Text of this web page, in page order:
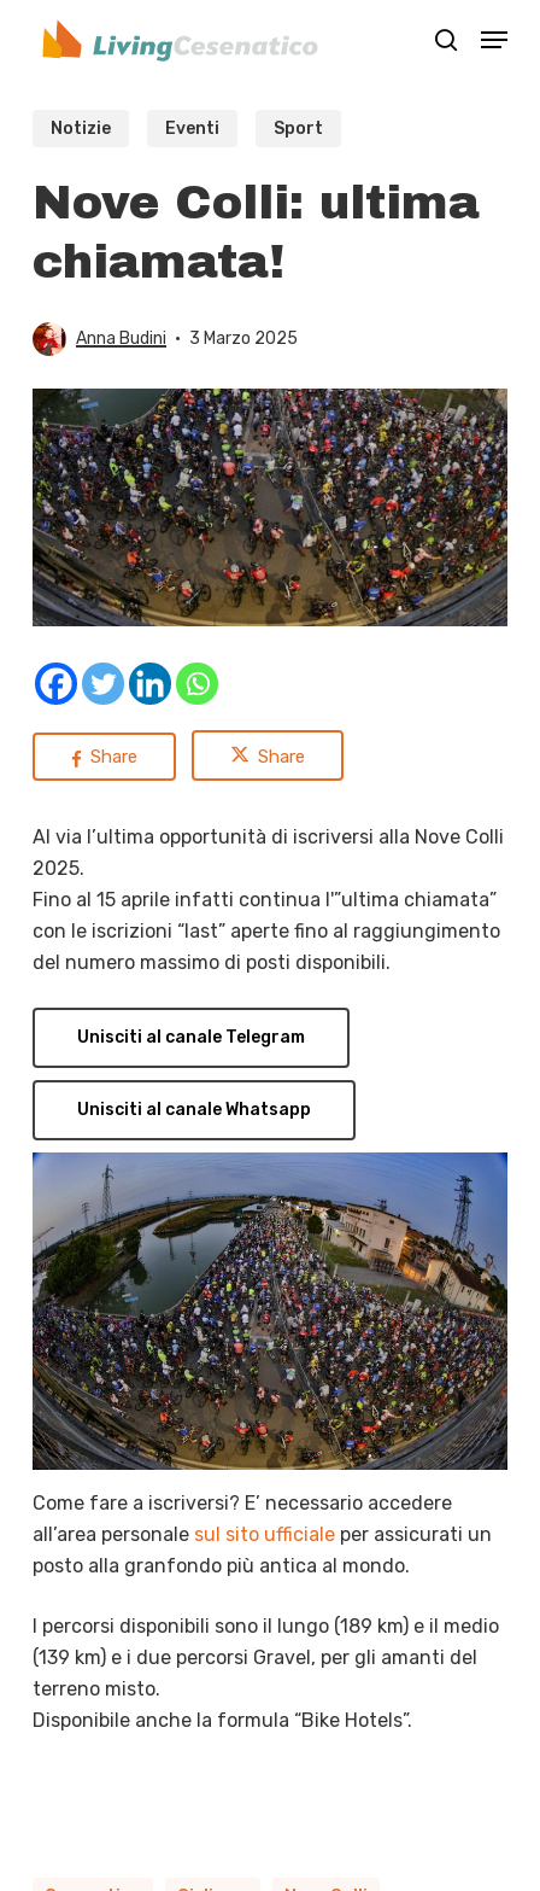
search
Menu
Notizie Eventi Sport
Nove Colli: ultima
chiamata!
Anna Budini 3 Marzo 2025
Share Share
Al via l’ultima opportunità di iscriversi alla Nove Colli
2025.
Fino al 15 aprile infatti continua l'”ultima chiamata”
con le iscrizioni “last” aperte fino al raggiungimento
del numero massimo di posti disponibili.
Unisciti al canale Telegram
Unisciti al canale Whatsapp
Come fare a iscriversi? E’ necessario accedere
all’area personale sul sito ufficialeper assicurati un
posto alla granfondo più antica al mondo.
I percorsi disponibili sono il lungo (189 km) e il medio
(139 km) e i due percorsi Gravel, per gli amanti del
terreno misto.
Disponibile anche la formula “Bike Hotels”.